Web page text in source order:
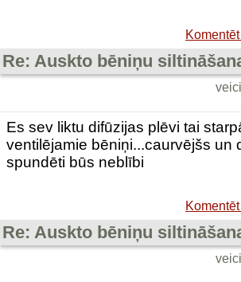
Re: Auskto bēniņu
Es sev liktu difūzijas plēvi tai
ventilējamie bēniņi...caurvējšs un
spundēti būs neblībi
Re: Auskto bēniņu